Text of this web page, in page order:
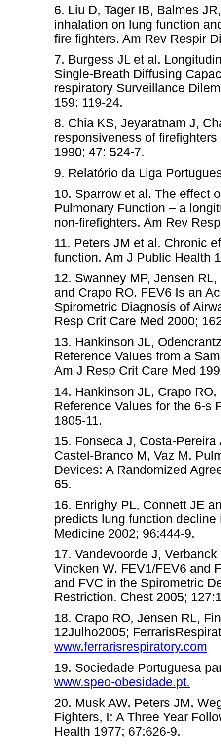
6. Liu D, Tager IB, Balmes
inhalation on lung function
fire fighters. Am Rev Respir
7. Burgess JL et al.
Single-Breath Diffusing
respiratory Surveillance
159: 119-24.
8. Chia KS, Jeyaratnam J,
responsiveness of
1990; 47: 524-7.
9. Relatório da Liga
10. Sparrow et al. The effect
Pulmonary Function – a
non-firefighters. Am Rev
11. Peters JM et al. Chronic
function. Am J Public Health
12. Swanney MP, Jensen
and Crapo RO. FEV6 Is an
Spirometric Diagnosis of
Resp Crit Care Med 2000;
13. Hankinson JL,
Reference Values from a
Am J Resp Crit Care Med
14. Hankinson JL, Crapo
Reference Values for the 6-s
1805-11.
15. Fonseca J, Costa-
Castel-Branco M, Vaz M.
Devices: A Randomized
65.
16. Enrighy PL, Connett JE
predicts lung function
Medicine 2002; 96:444-9.
17. Vandevoorde J,
Vincken W. FEV1/FEV6 and
and FVC in the Spirometric
Restriction. Chest 2005;
18. Crapo RO, Jensen RL,
12Julho2005;
www.ferrarisrespiratory.com
19. Sociedade Portuguesa
www.speo-obesidade.pt.
20. Musk AW, Peters JM,
Fighters, I: A Three Year
Health 1977; 67:626-9.